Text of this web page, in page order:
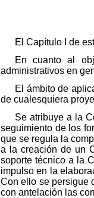
El Capítulo I de
En cuanto al
administrativos en
El ámbito de
de cualesquiera
Se atribuye a la
seguimiento de los
que se regula la
a la creación de un
soporte técnico a la
impulso en la
Con ello se persigue
con antelación las